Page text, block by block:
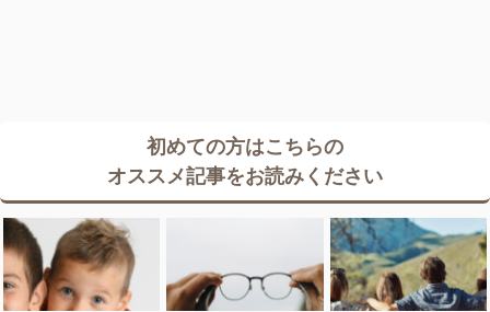
初めての方はこちらの
オススメ記事をお読みください